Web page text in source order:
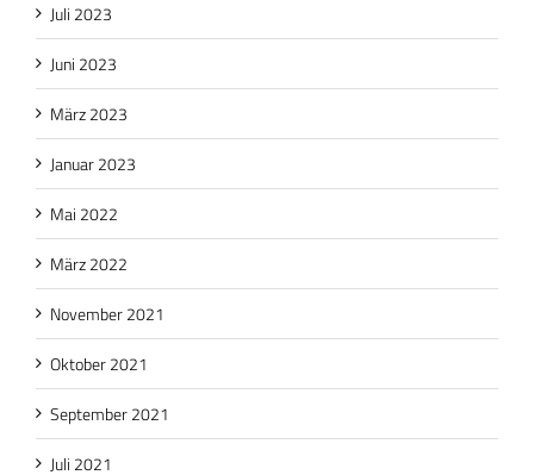
Juli 2023
Juni 2023
März 2023
Januar 2023
Mai 2022
März 2022
November 2021
Oktober 2021
September 2021
Juli 2021